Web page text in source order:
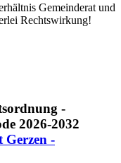
Gemeinderat und
Rechtswirkung!
Gerzen -